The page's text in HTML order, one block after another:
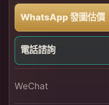
WhatsApp 發圖估價
電話諮詢
WeChat